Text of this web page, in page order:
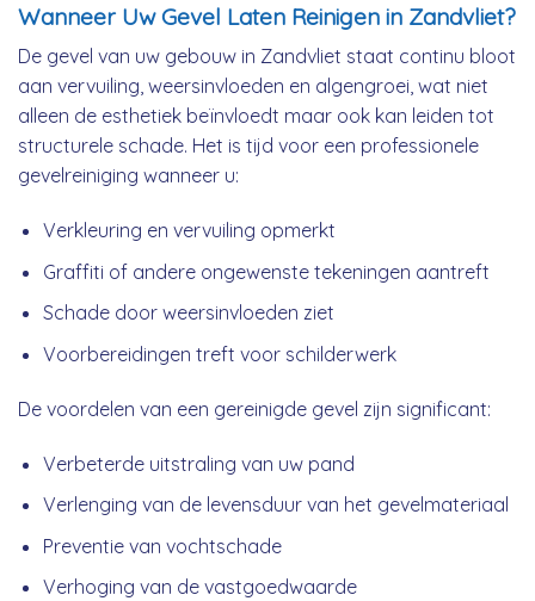
Wanneer Uw Gevel Laten Reinigen in Zandvliet?
De gevel van uw gebouw in Zandvliet staat continu bloot
aan vervuiling, weersinvloeden en algengroei, wat niet
alleen de esthetiek beïnvloedt maar ook kan leiden tot
structurele schade. Het is tijd voor een professionele
gevelreiniging wanneer u:
Verkleuring en vervuiling opmerkt
Graffiti of andere ongewenste tekeningen aantreft
Schade door weersinvloeden ziet
Voorbereidingen treft voor schilderwerk
De voordelen van een gereinigde gevel zijn significant:
Verbeterde uitstraling van uw pand
Verlenging van de levensduur van het gevelmateriaal
Preventie van vochtschade
Verhoging van de vastgoedwaarde